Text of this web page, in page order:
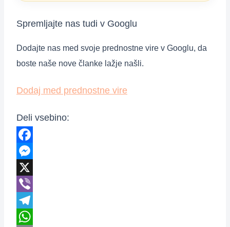
Spremljajte nas tudi v Googlu
Dodajte nas med svoje prednostne vire v Googlu, da
boste naše nove članke lažje našli.
Dodaj med prednostne vire
Deli vsebino:
Facebook
Messenger
X
Viber
Telegram